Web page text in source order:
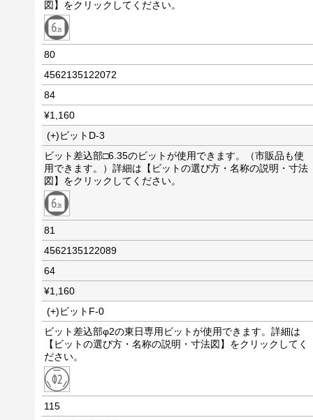
図】をクリックしてください。
80
4562135122072
84
¥1,160
(+)ビットD-3
ビット差込部□6.35のビットが使用できます。（市販品も使
用できます。）詳細は【ビットの選び方・名称の説明・寸法
図】をクリックしてください。
81
4562135122089
64
¥1,160
(+)ビットF-0
ビット差込部φ2の東日専用ビットが使用できます。詳細は
【ビットの選び方・名称の説明・寸法図】をクリックしてく
ださい。
115